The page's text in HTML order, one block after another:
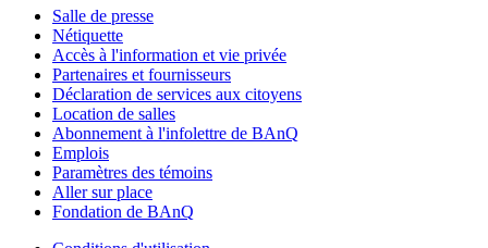
Salle de presse
Nétiquette
Accès à l'information et vie privée
Partenaires et fournisseurs
Déclaration de services aux citoyens
Location de salles
Abonnement à l'infolettre de BAnQ
Emplois
Paramètres des témoins
Aller sur place
Fondation de BAnQ